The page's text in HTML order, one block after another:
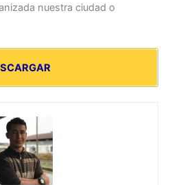
nuestra ciudad o